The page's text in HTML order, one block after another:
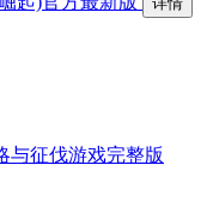
与征伐游戏完整版